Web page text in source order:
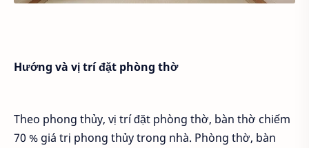
Hướng và vị trí đặt phòng thờ
Theo phong thủy, vị trí đặt phòng thờ, bàn thờ chiếm
70 % giá trị phong thủy trong nhà. Phòng thờ, bàn